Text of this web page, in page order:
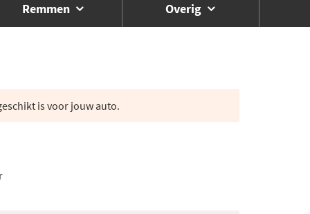
Remmen Overig
is voor jouw auto.